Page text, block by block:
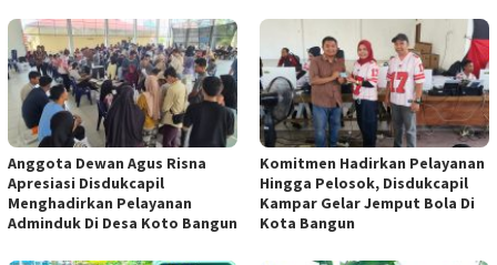
Anggota Dewan Agus Risna
Apresiasi Disdukcapil
Menghadirkan Pelayanan
Adminduk Di Desa Koto Bangun
Komitmen Hadirkan Pelayanan
Hingga Pelosok, Disdukcapil
Kampar Gelar Jemput Bola Di
Kota Bangun